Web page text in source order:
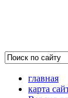
главная
карта